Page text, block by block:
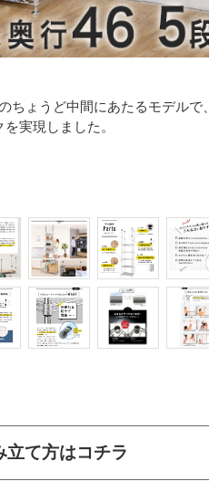
ちょうど中間にあたるモデルで、
実現しました。
て方はコチラ